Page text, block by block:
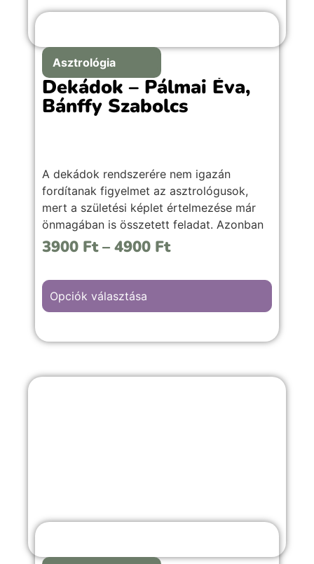
Asztrológia
Dekádok – Pálmai Éva,
Bánffy Szabolcs
A dekádok rendszerére nem igazán
fordítanak figyelmet az asztrológusok,
mert a születési képlet értelmezése már
önmagában is összetett feladat. Azonban
érdemes vele mélyebben foglalkozni, mivel
3900 Ft – 4900 Ft
Opciók választása